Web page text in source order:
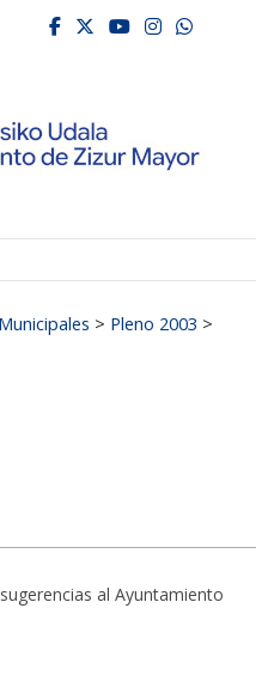
de
facebook
twitter
youtube
> Pleno 2003 >
al Ayuntamiento